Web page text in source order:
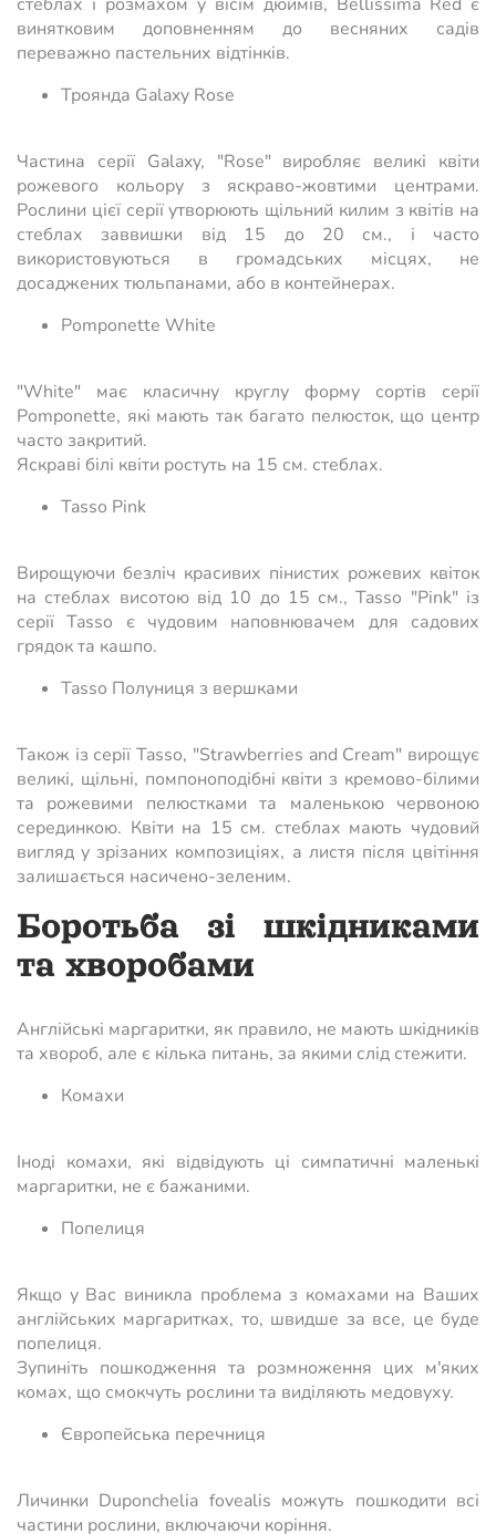
винятковим доповненням до весняних садів
переважно пастельних відтінків.
Троянда Galaxy Rose
Частина серії Galaxy, "Rose" виробляє великі квіти
рожевого кольору з яскраво-жовтими центрами.
Рослини цієї серії утворюють щільний килим з квітів на
стеблах заввишки від 15 до 20 см., і часто
використовуються в громадських місцях, не
досаджених тюльпанами, або в контейнерах.
Pomponette White
"White" має класичну круглу форму сортів серії
Pomponette, які мають так багато пелюсток, що центр
часто закритий.
Яскраві білі квіти ростуть на 15 см. стеблах.
Tasso Pink
Вирощуючи безліч красивих пінистих рожевих квіток
на стеблах висотою від 10 до 15 см., Tasso "Pink" із
серії Tasso є чудовим наповнювачем для садових
грядок та кашпо.
Tasso Полуниця з вершками
Також із серії Tasso, "Strawberries and Cream" вирощує
великі, щільні, помпоноподібні квіти з кремово-білими
та рожевими пелюстками та маленькою червоною
серединкою. Квіти на 15 см. стеблах мають чудовий
вигляд у зрізаних композиціях, а листя після цвітіння
залишається насичено-зеленим.
Боротьба зі шкідниками
та хворобами
Англійські маргаритки, як правило, не мають шкідників
та хвороб, але є кілька питань, за якими слід стежити.
Комахи
Іноді комахи, які відвідують ці симпатичні маленькі
маргаритки, не є бажаними.
Попелиця
Якщо у Вас виникла проблема з комахами на Ваших
англійських маргаритках, то, швидше за все, це буде
попелиця.
Зупиніть пошкодження та розмноження цих м'яких
комах, що смокчуть рослини та виділяють медовуху.
Європейська перечниця
Личинки Duponchelia fovealis можуть пошкодити всі
частини рослини, включаючи коріння.